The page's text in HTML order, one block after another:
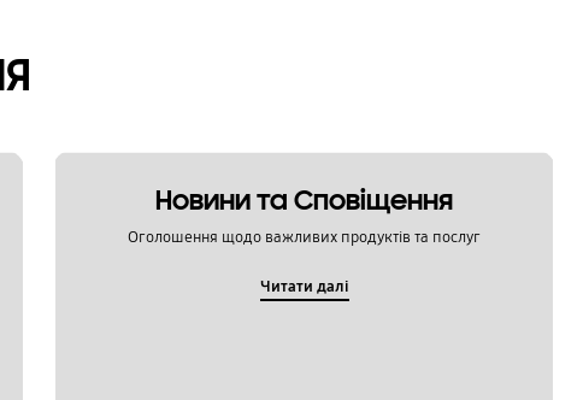
Новини та Сповіщення
Оголошення щодо важливих продуктів та послуг
Читати далі